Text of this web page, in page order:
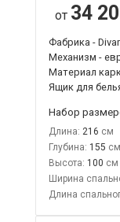
от 34
Фабрика -
Механизм -
Материал
Ящик для
Набор
Длина: 216
Глубина: 155
Высота: 100
Ширина
Длина